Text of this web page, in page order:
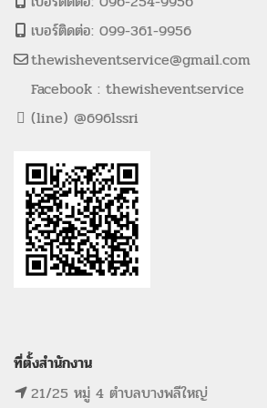
เบอร์ติดต่อ: 099-361-9956
thewisheventservice@gmail.com
Facebook : thewisheventservice
(line) @696lssri
ที่ตั้งสำนักงาน
21/25 หมู่ 4 ตำบลบางพลีใหญ่